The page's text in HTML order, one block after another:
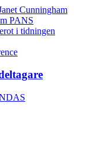
Cunningham
PANS
i tidningen